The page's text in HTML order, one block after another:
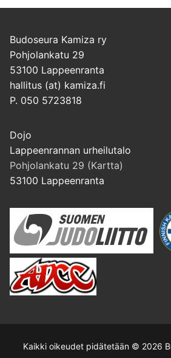
Budoseura Kamiza ry
Pohjolankatu 29
53100 Lappeenranta
hallitus (at) kamiza.fi
P. 050 5723818
Dojo
Lappeenrannan urheilutalo
Pohjolankatu 29 (Kartta)
53100 Lappeenranta
Kaikki oikeudet pidätetään © 2026